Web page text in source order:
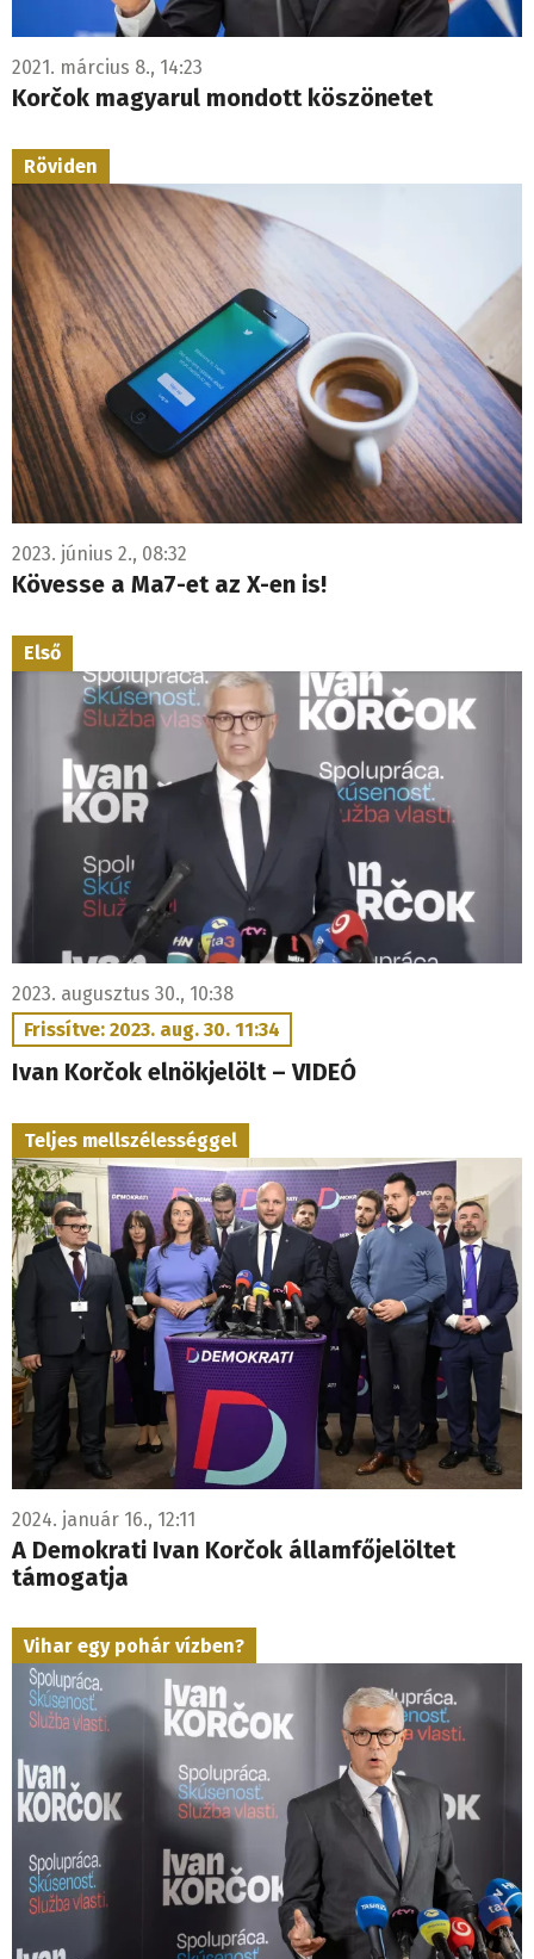
2021. március 8., 14:23
Korčok magyarul mondott köszönetet
Röviden
2023. június 2., 08:32
Kövesse a Ma7-et az X-en is!
Első
2023. augusztus 30., 10:38
Frissítve: 2023. aug. 30. 11:34
Ivan Korčok elnökjelölt – VIDEÓ
Teljes mellszélességgel
2024. január 16., 12:11
A Demokrati Ivan Korčok államfőjelöltet
támogatja
Vihar egy pohár vízben?